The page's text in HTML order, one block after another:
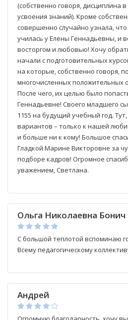
(собственно говоря, дисциплина
усвоения знаний). Кроме
совершенно случайно узнала,
училась у Елены Геннадьевны, и
восторгом и любовью! Хочу
начали с подготовительных
на которые, собственно говоря,
многочисленных положительных
После чего, их целью было
Геннадьевне! Своего младшего
1155 на будущий учебный год.
вариантов – только к нашей
и больше ни к кому! Большое
Гладкой Марине Викторовне за
подборе кадров! Огромное
уважением, Светлана.
Ольга Николаевна Бонич
С большой теплотой вспоминаю
Всему педагогическому
Андрей